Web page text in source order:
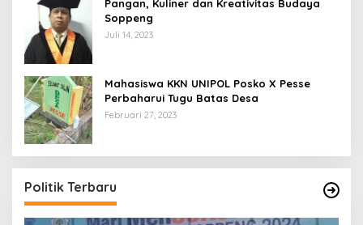
Pangan, Kuliner dan Kreativitas Budaya
Soppeng
Juli 14, 2023
Mahasiswa KKN UNIPOL Posko X Pesse
Perbaharui Tugu Batas Desa
Februari 27, 2023
Politik Terbaru